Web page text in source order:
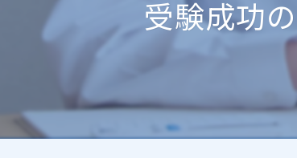
受験成功